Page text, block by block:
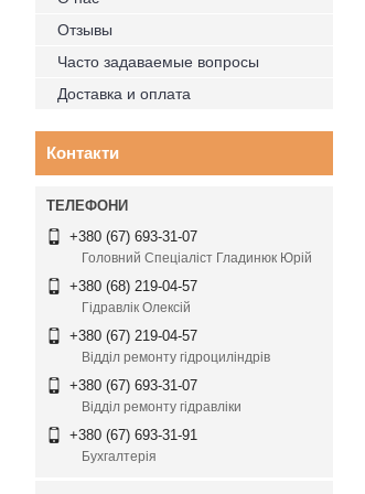
Отзывы
Часто задаваемые вопросы
Доставка и оплата
Контакти
+380 (67) 693-31-07
Головний Спеціаліст Гладинюк Юрій
+380 (68) 219-04-57
Гідравлік Олексій
+380 (67) 219-04-57
Відділ ремонту гідроциліндрів
+380 (67) 693-31-07
Відділ ремонту гідравліки
+380 (67) 693-31-91
Бухгалтерія